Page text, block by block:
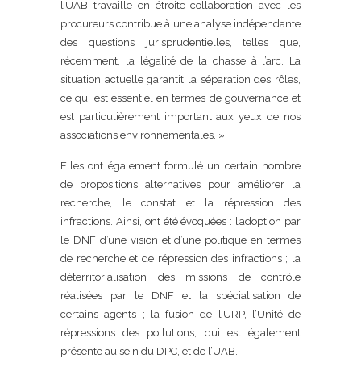
l’UAB travaille en étroite collaboration avec les
procureurs contribue à une analyse indépendante
des questions jurisprudentielles, telles que,
récemment, la légalité de la chasse à l’arc. La
situation actuelle garantit la séparation des rôles,
ce qui est essentiel en termes de gouvernance et
est particulièrement important aux yeux de nos
associations environnementales. »
Elles ont également formulé un certain nombre
de propositions alternatives pour améliorer la
recherche, le constat et la répression des
infractions. Ainsi, ont été évoquées : l’adoption par
le DNF d’une vision et d’une politique en termes
de recherche et de répression des infractions ; la
déterritorialisation des missions de contrôle
réalisées par le DNF et la spécialisation de
certains agents ; la fusion de l’URP, l’Unité de
répressions des pollutions, qui est également
présente au sein du DPC, et de l’UAB.